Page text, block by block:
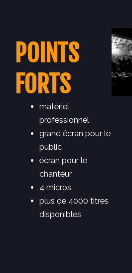
POINTS
FORTS
matériel
professionnel
grand écran pour le
public
écran pour le
chanteur
4 micros
plus de 4000 titres
disponibles